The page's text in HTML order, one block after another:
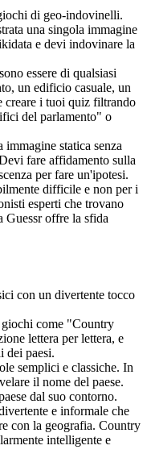
di geo-indovinelli.
una singola immagine
e devi indovinare la
essere di qualsiasi
un edificio casuale, un
creare i tuoi quiz filtrando
del parlamento" o
statica senza
fare affidamento sulla
per fare un'ipotesi.
difficile e non per i
esperti che trovano
Guessr offre la sfida
con un divertente tocco
come "Country
lettera per lettera, e
dei paesi.
semplici e classiche. In
il nome del paese.
dal suo contorno.
e informale che
con la geografia. Country
intelligente e